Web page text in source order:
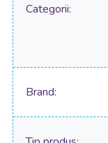
Categorii
Brand